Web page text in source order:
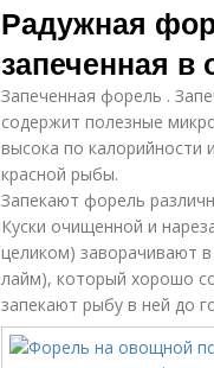
Радужная
запеченная в
Запеченная форель .
содержит полезные
высока по калорийности
красной рыбы.
Запекают форель
Куски очищенной и
целиком) заворачивают
лайм), который хорошо
запекают рыбу в ней до